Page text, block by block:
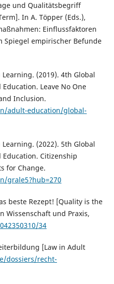
und Qualitätsbegriff
In A. Töpper (Eds.),
Einflussfaktoren
Spiegel empirischer Befunde
(2019). 4th Global
Leave No One
Inclusion.
adult-education/global-
(2022). 5th Global
Citizenship
for Change.
grale5?hub=270
beste Rezept! [Quality is the
Wissenschaft und Praxis,
34
[Law in Adult
dossiers/recht-